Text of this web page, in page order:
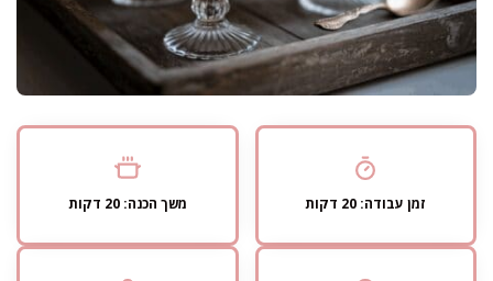
זמן עבודה: 20 דקות משך הכנה: 20 דקות